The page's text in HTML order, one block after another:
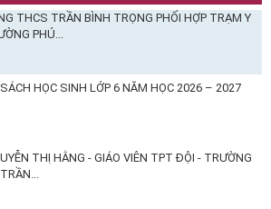
THCS TRẦN BÌNH TRỌNG PHỐI HỢP TRẠM Y
PHÚ...
HỌC SINH LỚP 6 NĂM HỌC 2026 – 2027
THỊ HẰNG - GIÁO VIÊN TPT ĐỘI - TRƯỜNG